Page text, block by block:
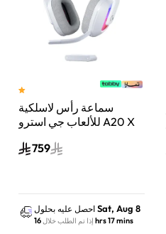
سماعة رأس لاسلكية
للألعاب جي استرو A20 X
واكس بوكس وسويتش
759
احصل عليه بحلول Sat, Aug 8
إذا تم الطلب خلال 16 hrs 17 mins